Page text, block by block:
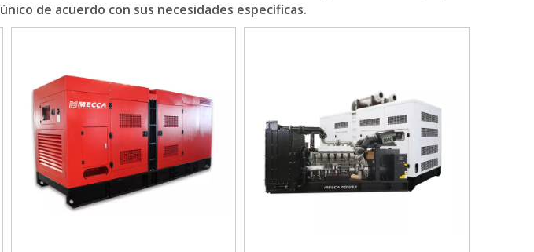
único de acuerdo con sus necesidades específicas.